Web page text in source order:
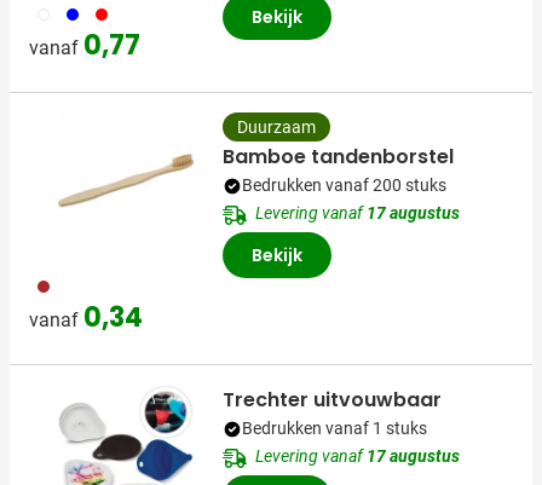
002 005 008
vanaf 0,77
Bekijk
011
vanaf 0,34
Duurzaam
Bamboe tandenborstel
Bedrukken vanaf 200 stuks
Levering vanaf17 augustus
Bekijk
Trechter uitvouwbaar
Bedrukken vanaf 1 stuks
Levering vanaf17 augustus